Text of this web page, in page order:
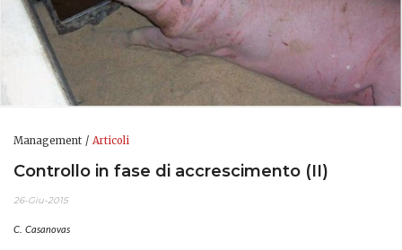
Management Articoli
Controllo in fase di accrescimento (II)
26-Giu-2015
C. Casanovas